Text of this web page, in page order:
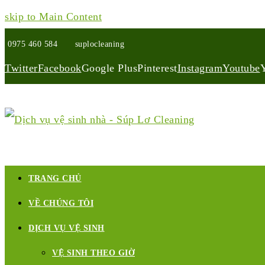
skip to Main Content
0975 460 584 suplocleaning
TwitterFacebookGoogle PlusPinterestInstagramYoutube
TRANG CHỦ
VỀ CHÚNG TÔI
DỊCH VỤ VỆ SINH
VỆ SINH THEO GIỜ